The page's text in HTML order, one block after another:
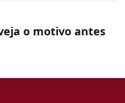
o motivo antes